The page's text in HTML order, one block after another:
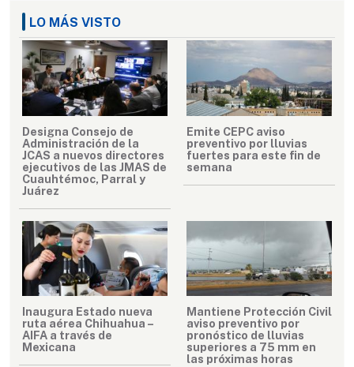
LO MÁS VISTO
Designa Consejo de
Administración de la
JCAS a nuevos directores
ejecutivos de las JMAS de
Cuauhtémoc, Parral y
Juárez
Emite CEPC aviso
preventivo por lluvias
fuertes para este fin de
semana
Inaugura Estado nueva
ruta aérea Chihuahua –
AIFA a través de
Mexicana
Mantiene Protección Civil
aviso preventivo por
pronóstico de lluvias
superiores a 75 mm en
las próximas horas